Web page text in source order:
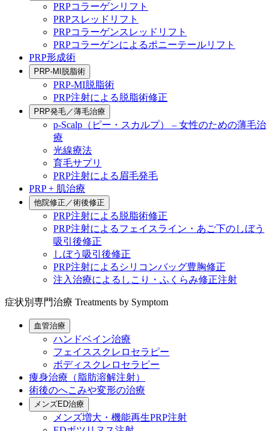
PRPコラーゲンリフト
PRPスレッドリフト
PRPコラーゲンスレッドリフト
PRPコラーゲンによるポニーテールリフト
PRP形成術
PRP-MI脱脂術
PRP-MI脱脂術
PRP注射による脱脂術修正
PRP発毛／薄毛治療
p-Scalp（ピー・スカルプ） – 女性のための薄毛治
療
光線療法
育毛サプリ
PRP注射による眉毛発毛
PRP + 肌治療
他院修正／術後修正
PRP注射による脱脂術修正
PRP注射によるフェイスライン・あご下のしぼう
吸引後修正
しぼう吸引後修正
PRP注射によるシリコンバッグ豊胸修正
注入治療によるしこり・ふくらみ修正注射
症状別専門治療 Treatments by Symptom
血管治療
ハンドベイン治療
フェイススクレロセラピー
ボディスクレロセラピー
痩身治療（脂肪溶解注射）
術後のへこみや変形の治療
メンズED治療
メンズ増大・機能再生PRP注射